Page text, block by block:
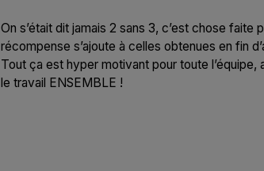
On s’était dit jamais 2 sans 3, c’est chose faite
récompense s’ajoute à celles obtenues en fin
Tout ça est hyper motivant pour toute l’équipe,
le travail ENSEMBLE !